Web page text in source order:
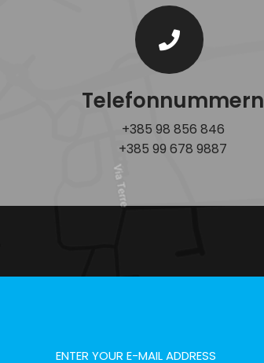
Telefonnummern
+385 98 856 846
+385 99 678 9887